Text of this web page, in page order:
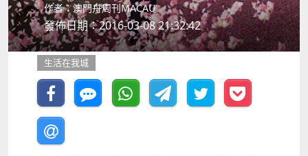
作者：澳門舟周刊MACAU
發佈日期：2016-03-08 21:32:42
生活在我城